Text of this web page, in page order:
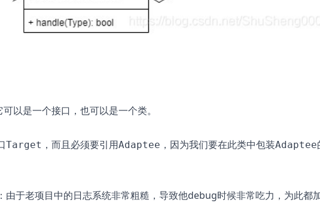
以是一个接口，也可以是一个类。
Target ，而且必须要引用Adaptee ，因为我们要在此类中包装Adaptee
于老项目中的日志系统非常粗糙，导致他debug时候非常吃力，为此都